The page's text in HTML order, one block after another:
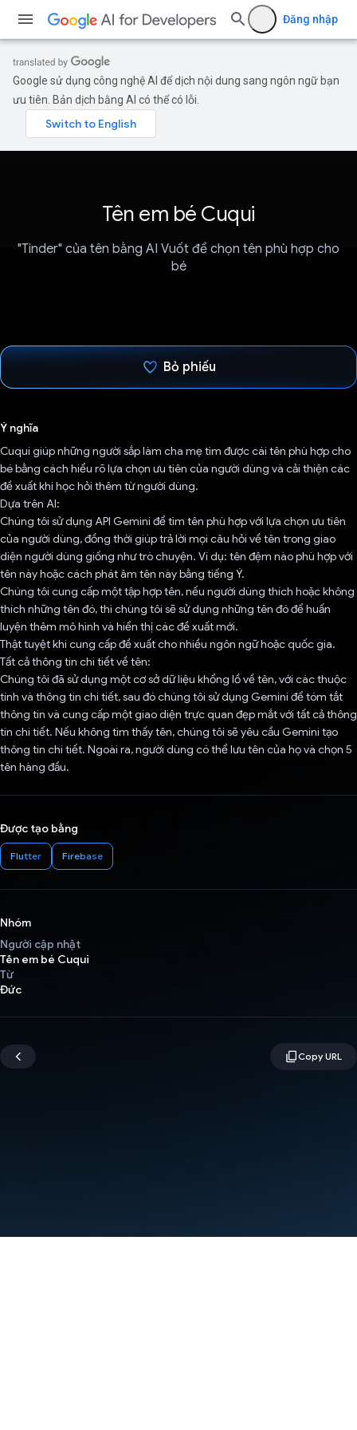
Đăng nhập
Google sử dụng công nghệ AI để dịch nội dung sang ngôn ngữ bạn
ưu tiên. Bản dịch bằng AI có thể có lỗi.
Tên em bé Cuqui
"Tinder" của tên bằng AI Vuốt để chọn tên phù hợp cho
bé
Bỏ phiếu
Ý nghĩa
Cuqui giúp những người sắp làm cha mẹ tìm được cái tên phù hợp cho
bé bằng cách hiểu rõ lựa chọn ưu tiên của người dùng và cải thiện các
đề xuất khi học hỏi thêm từ người dùng.
Dựa trên AI:
Chúng tôi sử dụng API Gemini để tìm tên phù hợp với lựa chọn ưu tiên
của người dùng, đồng thời giúp trả lời mọi câu hỏi về tên trong giao
diện người dùng giống như trò chuyện. Ví dụ: tên đệm nào phù hợp với
tên này hoặc cách phát âm tên này bằng tiếng Ý.
Chúng tôi cung cấp một tập hợp tên, nếu người dùng thích hoặc không
thích những tên đó, thì chúng tôi sẽ sử dụng những tên đó để huấn
luyện thêm mô hình và hiển thị các đề xuất mới.
Thật tuyệt khi cung cấp đề xuất cho nhiều ngôn ngữ hoặc quốc gia.
Tất cả thông tin chi tiết về tên:
Chúng tôi đã sử dụng một cơ sở dữ liệu khổng lồ về tên, với các thuộc
tính và thông tin chi tiết, sau đó chúng tôi sử dụng Gemini để tóm tắt
thông tin và cung cấp một giao diện trực quan đẹp mắt với tất cả thông
tin chi tiết. Nếu không tìm thấy tên, chúng tôi sẽ yêu cầu Gemini tạo
thông tin chi tiết. Ngoài ra, người dùng có thể lưu tên của họ và chọn 5
tên hàng đầu.
Được tạo bằng
Flutter Firebase
Nhóm
Người cập nhật
Tên em bé Cuqui
Từ
Đức